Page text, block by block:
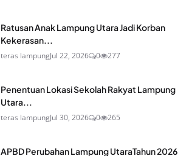
Ratusan Anak Lampung Utara Jadi Korban
Kekerasan...
teras lampungJul 22, 2026 0 277
Penentuan Lokasi Sekolah Rakyat Lampung
Utara...
teras lampungJul 30, 2026 0 265
APBD Perubahan Lampung UtaraTahun 2026